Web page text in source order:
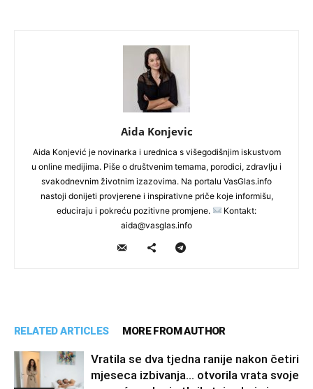
Aida Konjevic
Aida Konjević je novinarka i urednica s višegodišnjim iskustvom
u online medijima. Piše o društvenim temama, porodici, zdravlju i
svakodnevnim životnim izazovima. Na portalu VasGlas.info
nastoji donijeti provjerene i inspirativne priče koje informišu,
educiraju i pokreću pozitivne promjene.
Kontakt:
aida@vasglas.info
RELATED ARTICLES MORE FROM AUTHOR
Vratila se dva tjedna ranije nakon četiri
mjeseca izbivanja… otvorila vrata svoje